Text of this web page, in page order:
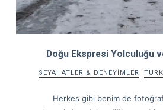
Doğu Ekspresi Yolculuğu
SEYAHATLER & DENEYİMLER
Herkes gibi benim de